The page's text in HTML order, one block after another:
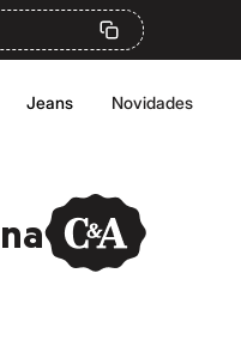
Jeans Novidades